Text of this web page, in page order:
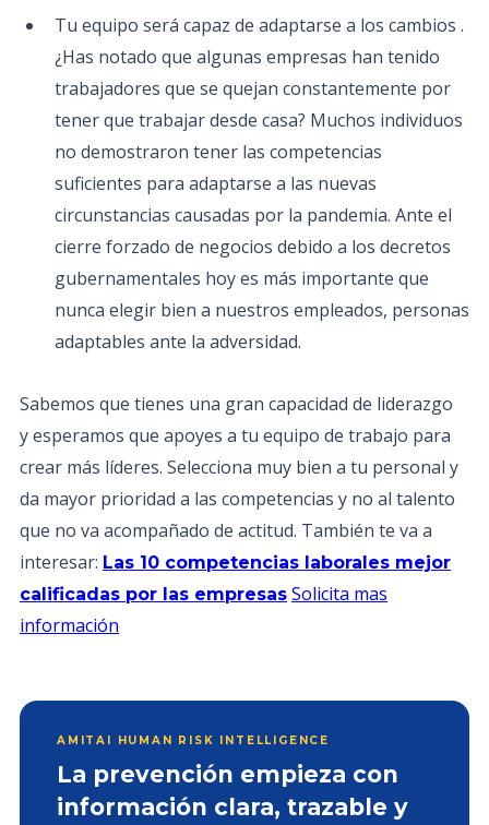
Tu equipo será capaz de adaptarse a los cambios .
¿Has notado que algunas empresas han tenido
trabajadores que se quejan constantemente por
tener que trabajar desde casa? Muchos individuos
no demostraron tener las competencias
suficientes para adaptarse a las nuevas
circunstancias causadas por la pandemia. Ante el
cierre forzado de negocios debido a los decretos
gubernamentales hoy es más importante que
nunca elegir bien a nuestros empleados, personas
adaptables ante la adversidad.
Sabemos que tienes una gran capacidad de liderazgo
y esperamos que apoyes a tu equipo de trabajo para
crear más líderes. Selecciona muy bien a tu personal y
da mayor prioridad a las competencias y no al talento
que no va acompañado de actitud. También te va a
interesar: Las 10 competencias laborales mejor
calificadas por las empresas Solicita mas
información
AMITAI HUMAN RISK INTELLIGENCE
La prevención empieza con
información clara, trazable y